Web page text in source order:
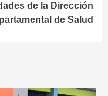
de la Dirección
de Salud